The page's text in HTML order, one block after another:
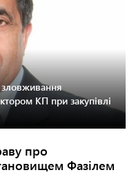
зловживання
КП при закупівлі
про
Фазілем